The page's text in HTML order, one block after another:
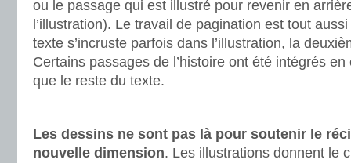
ou le passage qui est illustré pour revenir en
l’illustration). Le travail de pagination est tout
texte s’incruste parfois dans l’illustration, la
Certains passages de l’histoire ont été intégrés
que le reste du texte.
Les dessins ne sont pas là pour soutenir le
nouvelle dimension. Les illustrations donnent le